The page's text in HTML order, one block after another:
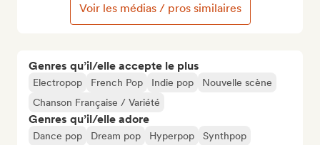
Genres qu’il/elle accepte le plus
Electropop French Pop Indie pop
Nouvelle scène
Chanson Française / Variété
Genres qu’il/elle adore
Dance pop Dream pop Hyperpop Synthpop
Voir les médias / pros similaires